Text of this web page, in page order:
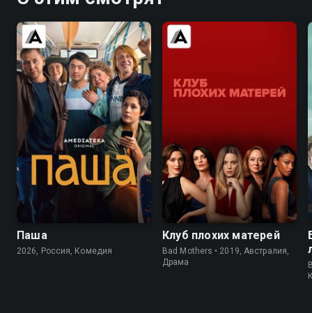
Паша
2026, Россия, Комедия
7.1 6.3
Клуб плохих матерей
Bad Mothers • 2019, Австралия,
Драма